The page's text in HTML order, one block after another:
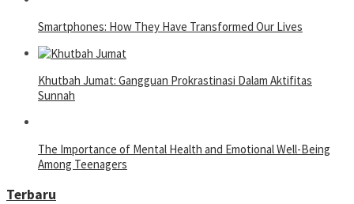
Smartphones: How They Have Transformed Our Lives
Khutbah Jumat: Gangguan Prokrastinasi Dalam Aktifitas
Sunnah
The Importance of Mental Health and Emotional Well-Being
Among Teenagers
Terbaru